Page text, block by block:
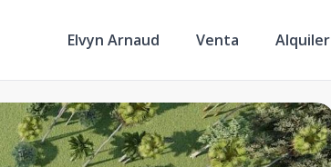
Elvyn Arnaud Venta Alquiler